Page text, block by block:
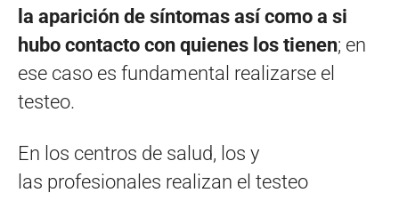
la aparición de síntomas así como a si
hubo contacto con quienes los tienen; en
ese caso es fundamental realizarse el
testeo.
En los centros de salud, los y
las profesionales realizan el testeo